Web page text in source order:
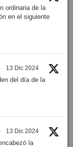
ordinaria de la
en el siguiente
· 13 Dic 2024
del día de la
· 13 Dic 2024
la